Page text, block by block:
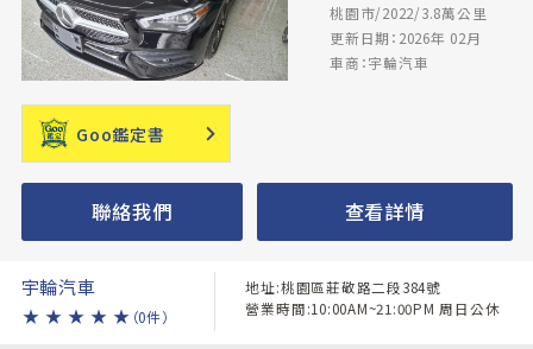
桃園市/2022/3.8萬公里
更新日期：2026年 02月
車商：宇輪汽車
Goo鑑定書
聯絡我們 查看詳情
宇輪汽車
★ ★ ★ ★ ★ （0件）
地址:桃園區莊敬路二段384號
營業時間:10:00AM~21:00PM 周日公休